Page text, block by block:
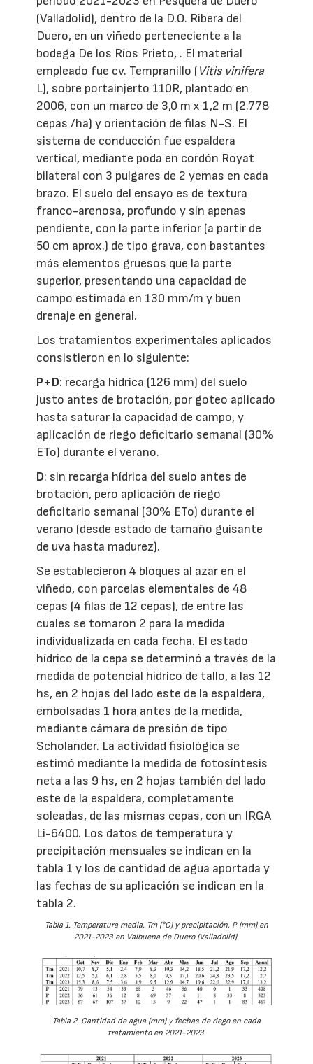
(Valladolid), dentro de la D.O. Ribera del
Duero, en un viñedo perteneciente a la
bodega De los Ríos Prieto, . El material
empleado fue cv. Tempranillo (Vitis vinifera
L), sobre portainjerto 110R, plantado en
2006, con un marco de 3,0 m x 1,2 m (2.778
cepas /ha) y orientación de filas N-S. El
sistema de conducción fue espaldera
vertical, mediante poda en cordón Royat
bilateral con 3 pulgares de 2 yemas en cada
brazo. El suelo del ensayo es de textura
franco-arenosa, profundo y sin apenas
pendiente, con la parte inferior (a partir de
50 cm aprox.) de tipo grava, con bastantes
más elementos gruesos que la parte
superior, presentando una capacidad de
campo estimada en 130 mm/m y buen
drenaje en general.
Los tratamientos experimentales aplicados
consistieron en lo siguiente:
P+D: recarga hídrica (126 mm) del suelo
justo antes de brotación, por goteo aplicado
hasta saturar la capacidad de campo, y
aplicación de riego deficitario semanal (30%
ETo) durante el verano.
D: sin recarga hídrica del suelo antes de
brotación, pero aplicación de riego
deficitario semanal (30% ETo) durante el
verano (desde estado de tamaño guisante
de uva hasta madurez).
Se establecieron 4 bloques al azar en el
viñedo, con parcelas elementales de 48
cepas (4 filas de 12 cepas), de entre las
cuales se tomaron 2 para la medida
individualizada en cada fecha. El estado
hídrico de la cepa se determinó a través de la
medida de potencial hídrico de tallo, a las 12
hs, en 2 hojas del lado este de la espaldera,
embolsadas 1 hora antes de la medida,
mediante cámara de presión de tipo
Scholander. La actividad fisiológica se
estimó mediante la medida de fotosíntesis
neta a las 9 hs, en 2 hojas también del lado
este de la espaldera, completamente
soleadas, de las mismas cepas, con un IRGA
Li-6400. Los datos de temperatura y
precipitación mensuales se indican en la
tabla 1 y los de cantidad de agua aportada y
las fechas de su aplicación se indican en la
tabla 2.
Tabla 1. Temperatura media, Tm (°C) y precipitación, P (mm) en
2021-2023 en Valbuena de Duero (Valladolid).
Tabla 2. Cantidad de agua (mm) y fechas de riego en cada
tratamiento en 2021-2023.